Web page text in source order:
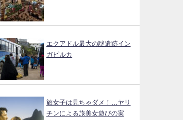
エクアドル最大の謎遺跡イン
ガピルカ
旅女子は見ちゃダメ！…ヤリ
チンによる旅美女遊びの実